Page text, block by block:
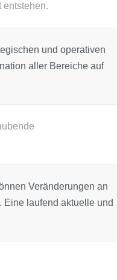
entstehen.
und operativen
aller Bereiche auf
Veränderungen an
Eine laufend aktuelle und